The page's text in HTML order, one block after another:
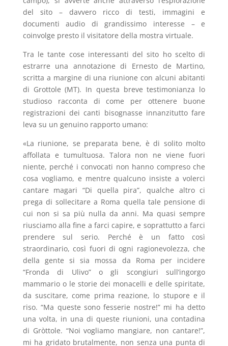
del sito – davvero ricco di testi, immagini e
documenti audio di grandissimo interesse – e
coinvolge presto il visitatore della mostra virtuale.
Tra le tante cose interessanti del sito ho scelto di
estrarre una annotazione di Ernesto de Martino,
scritta a margine di una riunione con alcuni abitanti
di Grottole (MT). In questa breve testimonianza lo
studioso racconta di come per ottenere buone
registrazioni dei canti bisognasse innanzitutto fare
leva su un genuino rapporto umano:
«La riunione, se preparata bene, è di solito molto
affollata e tumultuosa. Talora non ne viene fuori
niente, perché i convocati non hanno compreso che
cosa vogliamo, e mentre qualcuno insiste a volerci
cantare magari “Di quella pira”, qualche altro ci
prega di sollecitare a Roma quella tale pensione di
cui non si sa più nulla da anni. Ma quasi sempre
riusciamo alla fine a farci capire, e soprattutto a farci
prendere sul serio. Perché è un fatto così
straordinario, così fuori di ogni ragionevolezza, che
della gente si sia mossa da Roma per incidere
“Fronda di Ulivo” o gli scongiuri sull’ingorgo
mammario o le storie dei monacelli e delle spiritate,
da suscitare, come prima reazione, lo stupore e il
riso. “Ma queste sono fesserie nostre!” mi ha detto
una volta, in una di queste riunioni, una contadina
di Gròttole. “Noi vogliamo mangiare, non cantare!”,
mi ha gridato brutalmente, non senza una punta di